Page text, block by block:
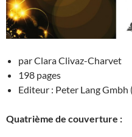
par Clara Clivaz-Charvet
198 pages
Editeur : Peter Lang
Quatrième de couverture :